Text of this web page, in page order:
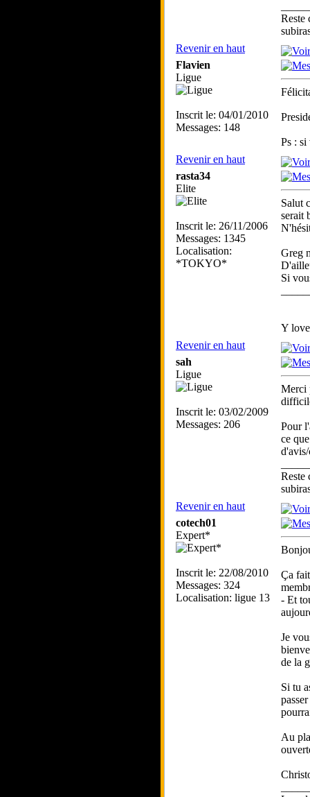
Reste
Revenir en haut
Flavien
Ligue
Inscrit le: 04/01/2010
Messages: 148
Ps : si
Revenir en haut
rasta34
Elite
Inscrit le: 26/11/2006
Messages: 1345
Localisation:
*TOKYO*
Salut
serait
Greg
Si
Y
Revenir en haut
sah
Ligue
Inscrit le: 03/02/2009
Messages: 206
Merci
Pour
ce
Reste
Revenir en haut
cotech01
Expert*
Inscrit le: 22/08/2010
Messages: 324
Localisation: ligue 13
Ça
- Et
Je
de la
Si tu
Au